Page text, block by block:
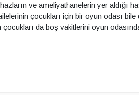
ve ameliyathanelerin yer aldığı
çocukları için bir oyun odası
çocukları da boş vakitlerini oyun